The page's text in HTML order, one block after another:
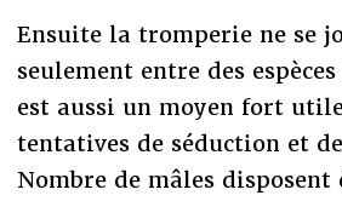
Ensuite la tromperie ne se
seulement entre des
est aussi un moyen fort
tentatives de séduction et
Nombre de mâles disposent